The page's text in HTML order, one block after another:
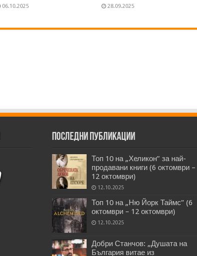
06.10.2025 28.09.2025
Последни публикации
Топ 10 на „Хеликон” за най-
продавани книги (6 октомври –
12 октомври)
12.10.2025
Топ 10 на „Ню Йорк Таймс” (6
октомври – 12 октомври)
12.10.2025
Добри Станчов: „Душата на
България витае из